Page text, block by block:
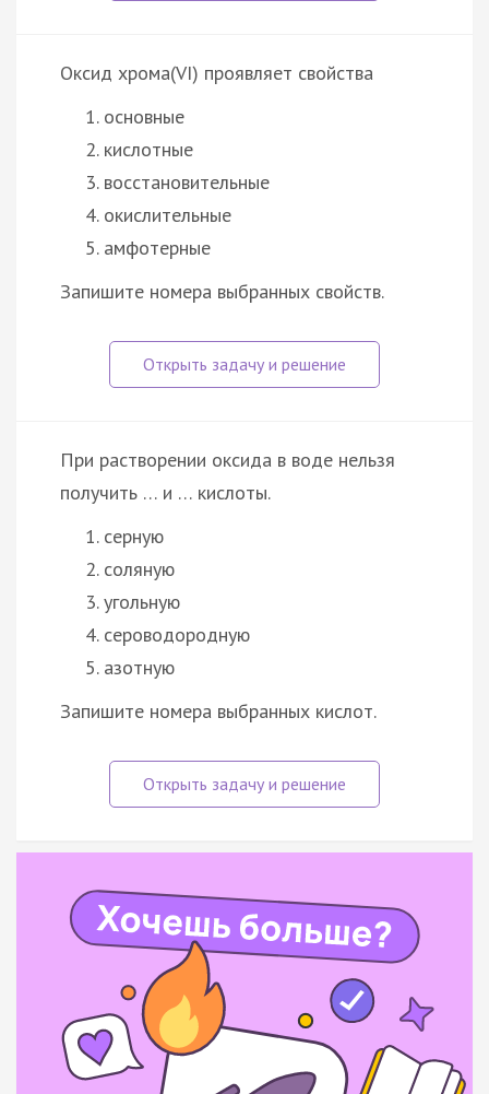
Оксид хрома(VI) проявляет свойства
основные
кислотные
восстановительные
окислительные
амфотерные
Запишите номера выбранных свойств.
При растворении оксида в воде нельзя
получить … и … кислоты.
серную
соляную
угольную
сероводородную
азотную
Запишите номера выбранных кислот.